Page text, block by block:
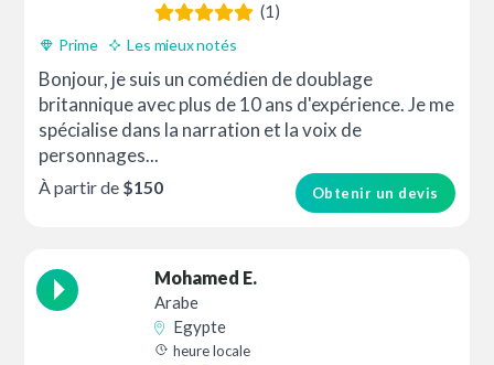
(1)
Prime Les mieux notés
Bonjour, je suis un comédien de doublage
britannique avec plus de 10 ans d'expérience. Je me
spécialise dans la narration et la voix de
personnages...
Obtenir un devis
À partir de $150
Mohamed E.
Arabe
Egypte
heure locale